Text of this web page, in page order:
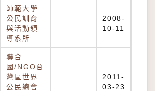
師範大學
公民訓育
與活動領
導系所
2008-
10-11
聯合
國/NGO台
灣區世界
公民總會
2011-
03-23